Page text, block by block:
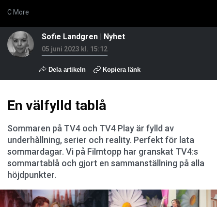
C More
Sofie Landgren | Nyhet
05 juni 2023 kl. 15:12
Dela artikeln Kopiera länk
En välfylld tablå
Sommaren på TV4 och TV4 Play är fylld av
underhållning, serier och reality. Perfekt för lata
sommardagar. Vi på Filmtopp har granskat TV4:s
sommartablå och gjort en sammanställning på alla
höjdpunkter.